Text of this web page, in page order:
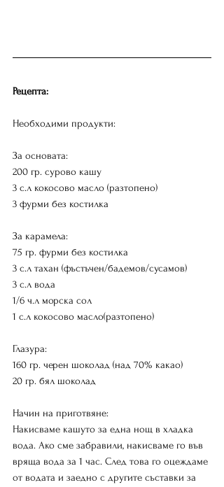
Рецепта:
Необходими продукти:
За основата:
200 гр. сурово кашу
3 с.л кокосово масло (разтопено)
3 фурми без костилка
За карамела:
75 гр. фурми без костилка
3 с.л тахан (фъстъчен/бадемов/сусамов)
3 с.л вода
1/6 ч.л морска сол
1 с.л кокосово масло(разтопено)
Глазура:
160 гр. черен шоколад (над 70% какао)
20 гр. бял шоколад
Начин на приготвяне:
Накисваме кашуто за една нощ в хладка
вода. Ако сме забравили, накисваме го във
вряща вода за 1 час. След това го оцеждаме
от водата и заедно с другите съставки за